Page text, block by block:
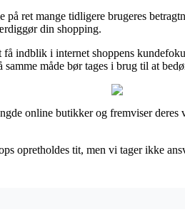
ret mange tidligere brugeres
din shopping.
indblik i internet shoppens
måde bør tages i brug til at
online butikker og fremviser deres
opretholdes tit, men vi tager ikke